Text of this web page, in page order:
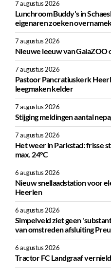
7 augustus 2026
Lunchroom Buddy's in
eigenaren zoeken
7 augustus 2026
Nieuwe leeuw van
7 augustus 2026
Pastoor Pancratiuskerk
leegmaken kelder
7 augustus 2026
Stijging meldingen aantal
7 augustus 2026
Het weer in Parkstad: frisse
max. 24°C
6 augustus 2026
Nieuw snellaadstation voor
Heerlen
6 augustus 2026
Simpelveld ziet geen
van omstreden afsluiting
6 augustus 2026
Tractor FC Landgraaf